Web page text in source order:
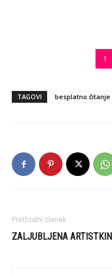
1
TAGOVI besplatno
Prethodni članak
ZALJUBLJENA